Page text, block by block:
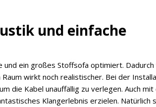
und einfache
und ein großes Stoffsofa optimiert.
wirkt noch realistischer. Bei der
die Kabel unauffällig zu verlegen. Auch mit
Klangerlebnis erzielen. Natürlich